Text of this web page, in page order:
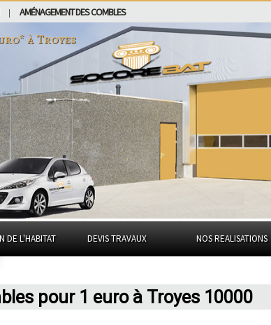
AMÉNAGEMENT DES COMBLES
àTroyes
DE L'HABITAT DEVIS TRAVAUX NOS REALISATIONS
pour 1 euro à Troyes 10000